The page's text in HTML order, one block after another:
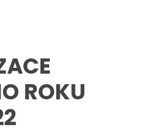
ROKU